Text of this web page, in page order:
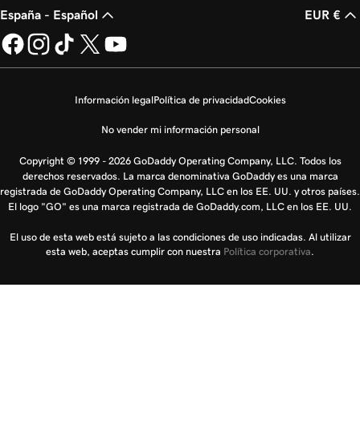
España - Español EUR €
Información legalPolítica de privacidadCookies
No vender mi información personal
Copyright © 1999 - 2026 GoDaddy Operating Company, LLC. Todos los
derechos reservados. La marca denominativa GoDaddy es una marca
registrada de GoDaddy Operating Company, LLC en los EE. UU. y otros países.
El logo "GO" es una marca registrada de GoDaddy.com, LLC en los EE. UU.
El uso de esta web está sujeto a las condiciones de uso indicadas. Al utilizar
esta web, aceptas cumplir con nuestra Política corporativa.